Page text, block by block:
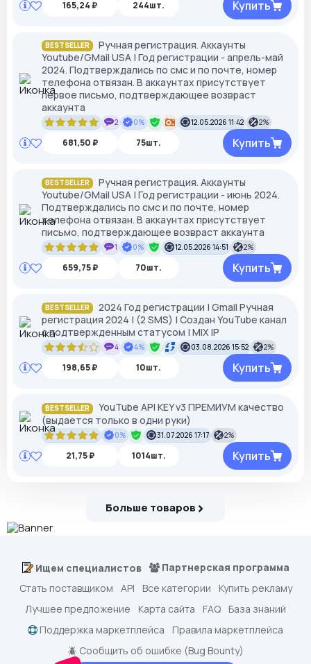
165,24 ₽ 244шт. Купить
BESTSELLER
Ручная регистрация. Аккаунты
Youtube/GMail USA | Год регистрации - апрель-май
2024. Подтверждались по смс и по почте, номер
телефона отвязан. В аккаунтах присутствует
первое письмо, подтверждающее возвраст
аккаунта
2 0% 12.05.2026 11:42 2%
681,50 ₽ 75шт. Купить
BESTSELLER
Ручная регистрация. Аккаунты
Youtube/GMail USA | Год регистрации - июнь 2024.
Подтверждались по смс и по почте, номер
телефона отвязан. В аккаунтах присутствует
письмо, подтверждающее возвраст аккаунта
1 0% 12.05.2026 14:51 2%
659,75 ₽ 70шт. Купить
BESTSELLER
2024 Год регистрации | Gmail Ручная
регистрация 2024 | (2 SMS) | Создан YouTube канал
с подтвержденным статусом | MIX IP
4 4% 03.08.2026 15:52 2%
198,65 ₽ 10шт. Купить
BESTSELLER
YouTube API KEY v3 ПРЕМИУМ качество
(выдается только в одни руки)
0% 31.07.2026 17:17 2%
21,75 ₽ 1014шт. Купить
Больше товаров
Ищем специалистов
Партнерская программа
Стать поставщиком
API Все категории
Купить рекламу
Лучшее предложение
Карта сайта FAQ
База знаний
Поддержка маркетплейса
Правила маркетплейса
🪲 Сообщить об ошибке (Bug Bounty)